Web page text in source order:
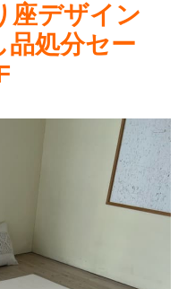
デザイン
処分セー